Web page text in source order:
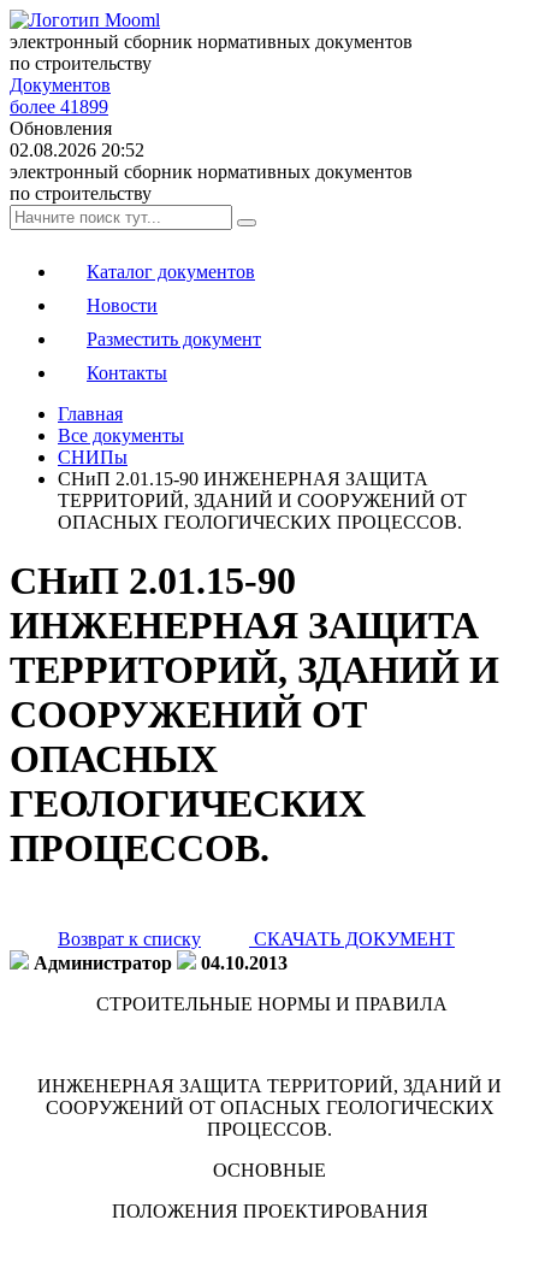
электронный сборник нормативных документов
по строительству
Документов
более 41899
Обновления
02.08.2026 20:52
электронный сборник нормативных документов
по строительству
Каталог документов
Новости
Разместить документ
Контакты
Главная
Все документы
СНИПы
СНиП 2.01.15-90 ИНЖЕНЕРНАЯ ЗАЩИТА
ТЕРРИТОРИЙ, ЗДАНИЙ И СООРУЖЕНИЙ ОТ
ОПАСНЫХ ГЕОЛОГИЧЕСКИХ ПРОЦЕССОВ.
СНиП 2.01.15-90
ИНЖЕНЕРНАЯ ЗАЩИТА
ТЕРРИТОРИЙ, ЗДАНИЙ И
СООРУЖЕНИЙ ОТ
ОПАСНЫХ
ГЕОЛОГИЧЕСКИХ
ПРОЦЕССОВ.
Возврат к списку
СКАЧАТЬ ДОКУМЕНТ
Администратор
04.10.2013
СТРОИТЕЛЬНЫЕ НОРМЫ И ПРАВИЛА
ИНЖЕНЕРНАЯ ЗАЩИТА ТЕРРИТОРИЙ, ЗДАНИЙ И
СООРУЖЕНИЙ ОТ ОПАСНЫХ ГЕОЛОГИЧЕСКИХ
ПРОЦЕССОВ.
ОСНОВНЫЕ
ПОЛОЖЕНИЯ ПРОЕКТИРОВАНИЯ